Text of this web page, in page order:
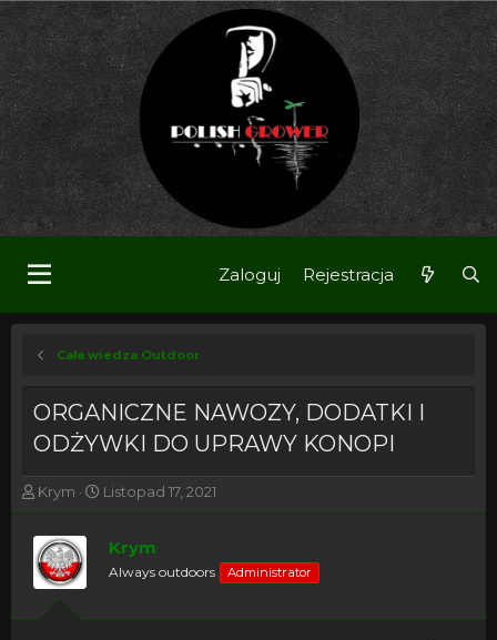
Zaloguj Rejestracja
Cała wiedza Outdoor
ORGANICZNE NAWOZY, DODATKI I
ODŻYWKI DO UPRAWY KONOPI
T
h
e
a
d
Krym
R
o
p
o
Listopad 17, 2021
Krym
Always outdoors Administrator